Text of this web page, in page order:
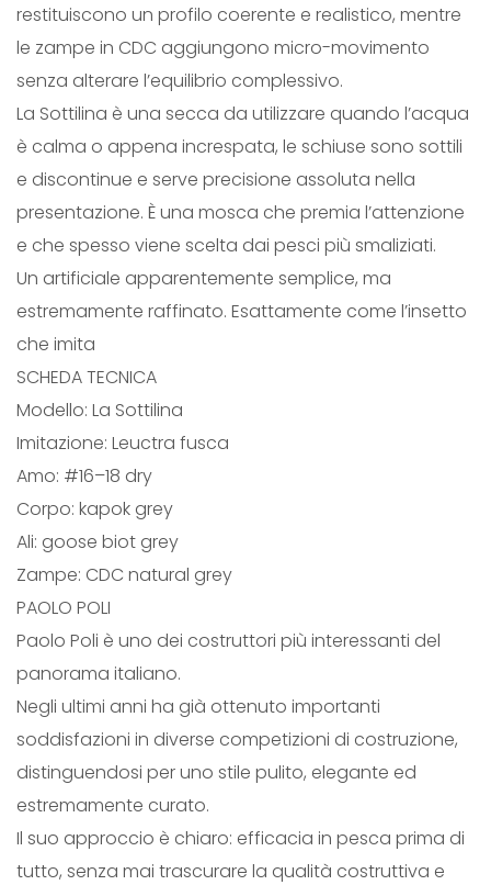
restituiscono un profilo coerente e realistico, mentre
le zampe in CDC aggiungono micro-movimento
senza alterare l’equilibrio complessivo.
La Sottilina è una secca da utilizzare quando l’acqua
è calma o appena increspata, le schiuse sono sottili
e discontinue e serve precisione assoluta nella
presentazione. È una mosca che premia l’attenzione
e che spesso viene scelta dai pesci più smaliziati.
Un artificiale apparentemente semplice, ma
estremamente raffinato. Esattamente come l’insetto
che imita
SCHEDA TECNICA
Modello: La Sottilina
Imitazione: Leuctra fusca
Amo: #16–18 dry
Corpo: kapok grey
Ali: goose biot grey
Zampe: CDC natural grey
PAOLO POLI
Paolo Poli è uno dei costruttori più interessanti del
panorama italiano.
Negli ultimi anni ha già ottenuto importanti
soddisfazioni in diverse competizioni di costruzione,
distinguendosi per uno stile pulito, elegante ed
estremamente curato.
Il suo approccio è chiaro: efficacia in pesca prima di
tutto, senza mai trascurare la qualità costruttiva e